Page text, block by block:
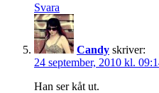
Svara
Candy skriver:
24 september, 2010 kl.
Han ser kåt ut.